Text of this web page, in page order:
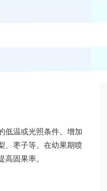
低温或光照条件。增加
、枣子等。在幼果期喷
固果率。